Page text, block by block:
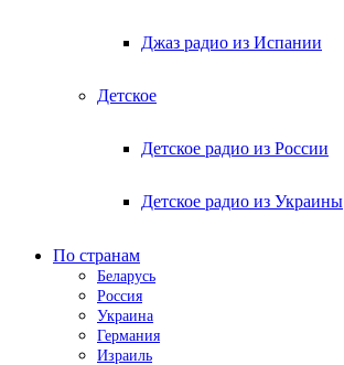
Джаз радио из Испании
Детское
Детское радио из России
Детское радио из Украины
По странам
Беларусь
Россия
Украина
Германия
Израиль